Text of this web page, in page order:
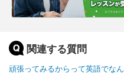
関連する質問
頑張ってみるからって英語でな